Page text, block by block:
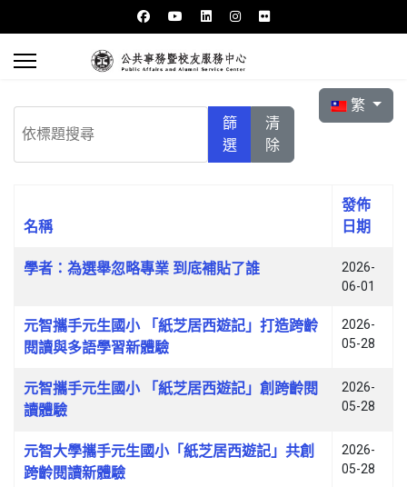
選擇你的語言
繁
篩
選
清
除
文章列表
名稱
發佈
日期
學者：為選舉忽略專業 到底補貼了誰
2026-
06-01
元智攜手元生國小 「紙芝居西遊記」打造跨齡
閱讀與多語學習新體驗
2026-
05-28
元智攜手元生國小 「紙芝居西遊記」創跨齡閱
讀體驗
2026-
05-28
元智大學攜手元生國小「紙芝居西遊記」共創
跨齡閱讀新體驗
2026-
05-28